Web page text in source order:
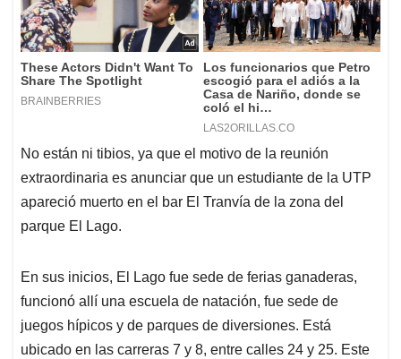
No están ni tibios, ya que el motivo de la reunión
extraordinaria es anunciar que un estudiante de la UTP
apareció muerto en el bar El Tranvía de la zona del
parque El Lago.
En sus inicios, El Lago fue sede de ferias ganaderas,
funcionó allí una escuela de natación, fue sede de
juegos hípicos y de parques de diversiones. Está
ubicado en las carreras 7 y 8, entre calles 24 y 25. Este